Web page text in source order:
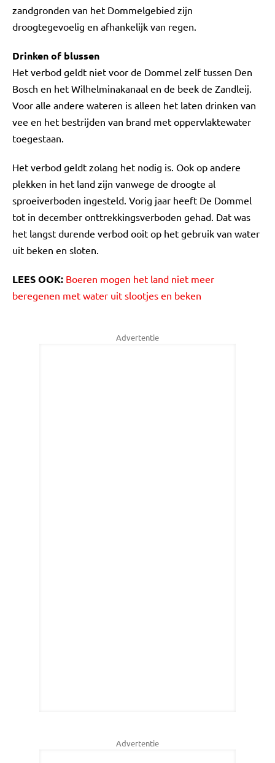
zandgronden van het Dommelgebied zijn
droogtegevoelig en afhankelijk van regen.
Drinken of blussen
Het verbod geldt niet voor de Dommel zelf tussen Den
Bosch en het Wilhelminakanaal en de beek de Zandleij.
Voor alle andere wateren is alleen het laten drinken van
vee en het bestrijden van brand met oppervlaktewater
toegestaan.
Het verbod geldt zolang het nodig is. Ook op andere
plekken in het land zijn vanwege de droogte al
sproeiverboden ingesteld. Vorig jaar heeft De Dommel
tot in december onttrekkingsverboden gehad. Dat was
het langst durende verbod ooit op het gebruik van water
uit beken en sloten.
LEES OOK: Boeren mogen het land niet meer
beregenen met water uit slootjes en beken
Advertentie
Advertentie